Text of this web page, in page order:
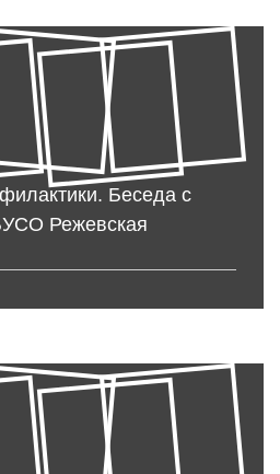
Беседа с
Режевская